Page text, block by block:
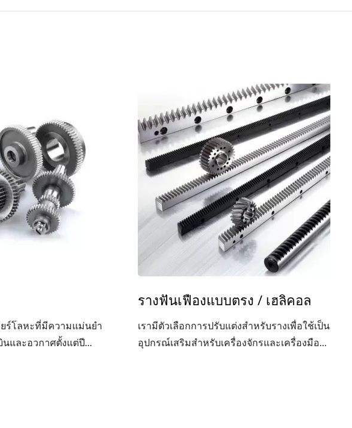
ยร์โลหะที่มีความแม่นยำ
และอวกาศตั้งแต่ปี...
รางฟันเฟืองแบบตรง / เฮลิคอล
เรามีตัวเลือกการปรับแต่งสำหรับรางเพื่อใช้เป็น
อุปกรณ์เสริมสำหรับเครื่องจักรและเครื่องมือ...